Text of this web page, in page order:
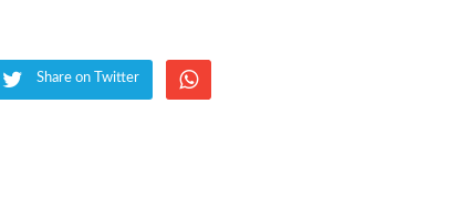
Share on Twitter